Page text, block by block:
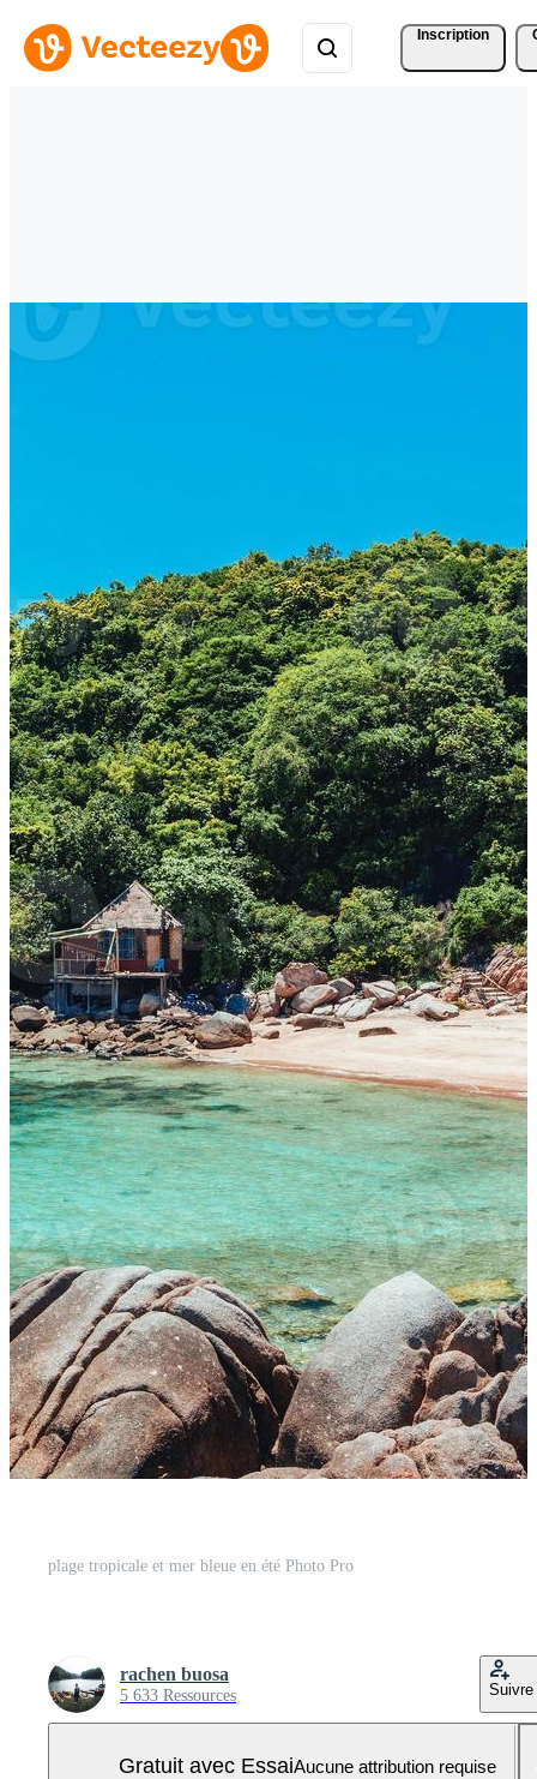
Inscription
plage tropicale et mer bleue en été Photo Pro
rachen buosa
5 633 Ressources Suivre
Gratuit avec EssaiAucune attribution requise